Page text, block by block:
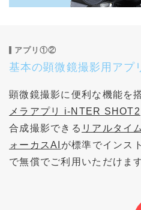
アプリ①②
基本の顕微鏡撮影用アプ
顕微鏡撮影に便利な機能を
メラアプリ i-NTER SHOT2
合成撮影できる リアルタイ
ォーカスAI が標準でインス
で無償でご利用いただけま